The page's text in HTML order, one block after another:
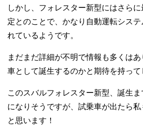
しかし、フォレスター新型にはさら
定とのことで、かなり自動運転シス
れているようです。
まだまだ詳細が不明で情報も多くは
車として誕生するのかと期待を持って
このスバルフォレスター新型、誕生
になりそうですが、試乗車が出たら
と思います！